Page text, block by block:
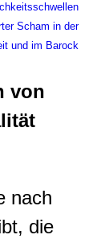
Scham in der
und im Barock
von
nach
die